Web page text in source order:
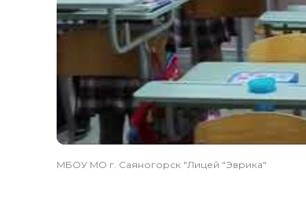
МБОУ МО г. Саяногорск "Лицей "Эврика"